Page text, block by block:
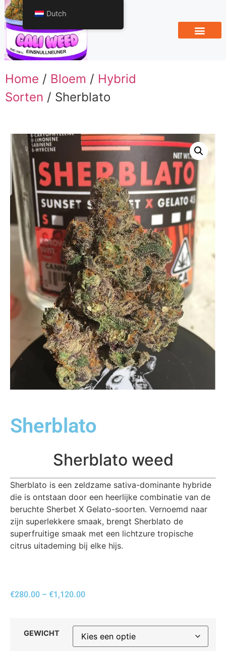
Home / Bloem / Hybrid
Sorten / Sherblato
Sherblato
Sherblato weed
Sherblato is een zeldzame sativa-dominante hybride
die is ontstaan ​​door een heerlijke combinatie van de
beruchte Sherbet X Gelato-soorten. Vernoemd naar
zijn superlekkere smaak, brengt Sherblato de
superfruitige smaak met een lichtzure tropische
citrus uitademing bij elke hijs.
€280.00 – €1,120.00
GEWICHT
Dutch